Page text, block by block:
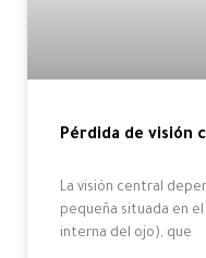
Pérdida de visión
La visión central
pequeña situada en
interna del ojo), que